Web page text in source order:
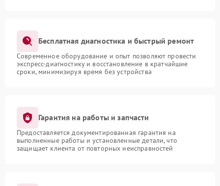
Бесплатная диагностика и быстрый ремонт
Современное оборудование и опыт позволяют провести
экспресс-диагностику и восстановление в кратчайшие
сроки, минимизируя время без устройства
Гарантия на работы и запчасти
Предоставляется документированная гарантия на
выполненные работы и установленные детали, что
защищает клиента от повторных неисправностей